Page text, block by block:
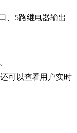
、5路继电器输出
可以查看用户实时